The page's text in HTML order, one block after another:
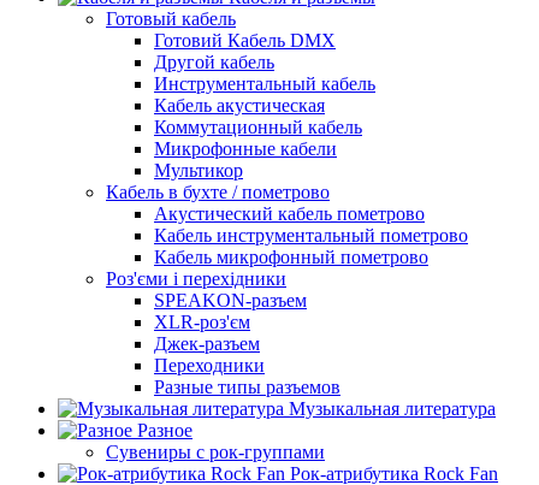
Готовый кабель
Готовий Кабель DMX
Другой кабель
Инструментальный кабель
Кабель акустическая
Коммутационный кабель
Микрофонные кабели
Мультикор
Кабель в бухте / пометрово
Акустический кабель пометрово
Кабель инструментальный пометрово
Кабель микрофонный пометрово
Роз'єми і перехідники
SPEAKON-разъем
XLR-роз'єм
Джек-разъем
Переходники
Разные типы разъемов
Музыкальная литература
Разное
Сувениры с рок-группами
Рок-атрибутика Rock Fan